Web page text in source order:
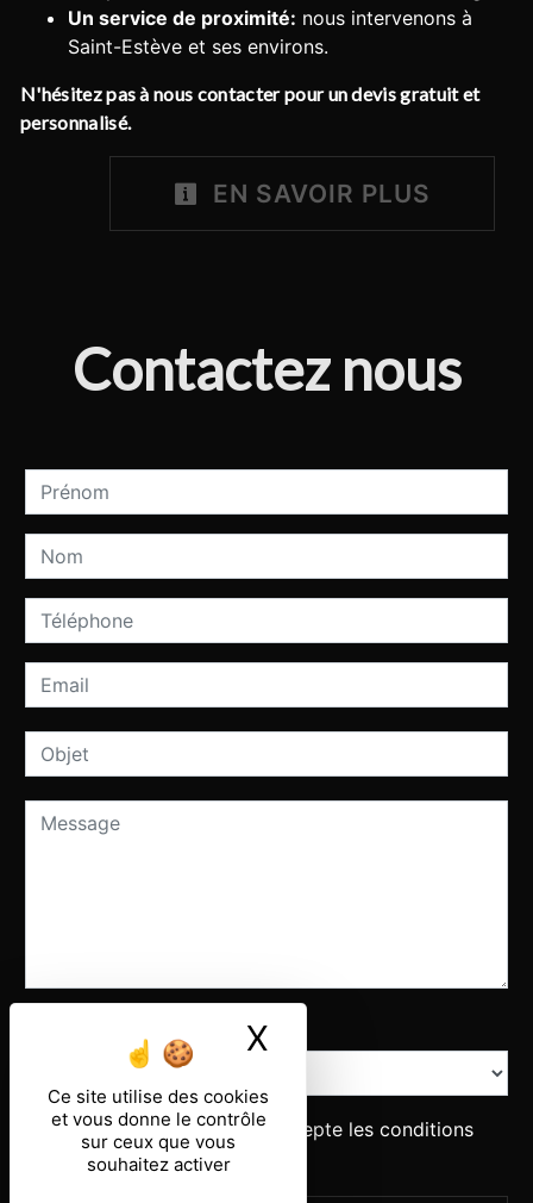
Ce site utilise des cookies
et vous donne le contrôle
sur ceux que vous
souhaitez activer
X
Un service de proximité: nous intervenons à
Saint-Estève et ses environs.
N'hésitez pas à nous contacter pour un devis gratuit et
personnalisé.
EN SAVOIR PLUS
Contactez nous
Combien font quatre plus sept
En cochant cette case, j'accepte les conditions
particulières ci-dessous **